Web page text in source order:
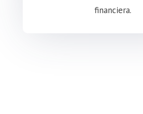
financiera.